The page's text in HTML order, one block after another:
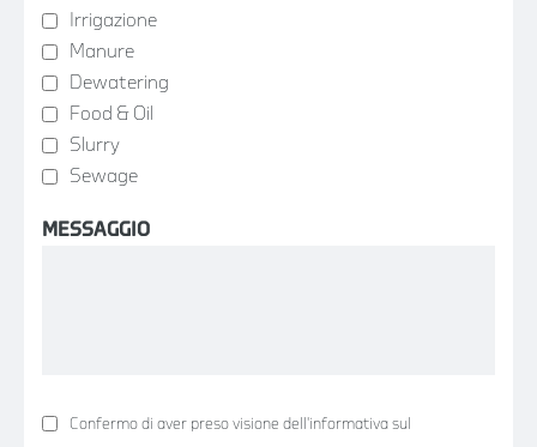
Irrigazione
Manure
Dewatering
Food & Oil
Slurry
Sewage
MESSAGGIO
Confermo di aver preso visione dell'informativa sul